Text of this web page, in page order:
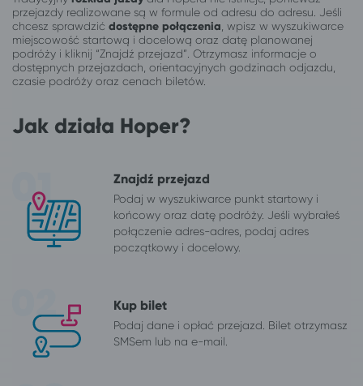
przejazdy realizowane są w formule od adresu do adresu. Jeśli
chcesz sprawdzić dostępne połączenia , wpisz w wyszukiwarce
miejscowość startową i docelową oraz datę planowanej
podróży i kliknij “Znajdź przejazd”. Otrzymasz informacje o
dostępnych przejazdach, orientacyjnych godzinach odjazdu,
czasie podróży oraz cenach biletów.
Jak działa Hoper?
Znajdź przejazd
Podaj w wyszukiwarce punkt startowy i
końcowy oraz datę podróży. Jeśli wybrałeś
połączenie adres-adres, podaj adres
początkowy i docelowy.
Kup bilet
Podaj dane i opłać przejazd. Bilet otrzymasz
SMSem lub na e-mail.